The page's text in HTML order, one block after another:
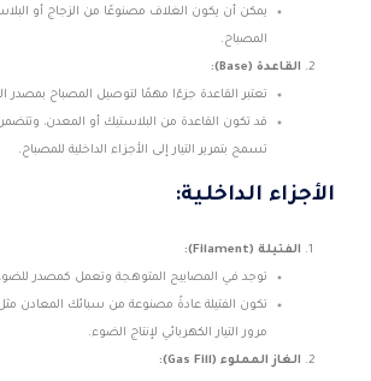
يمكن أن يكون الغلاف مصنوعًا من الزجاج أو
المصباح.
القاعدة (Base):
تعتبر القاعدة جزءًا مهمًا لتوصيل المصباح بمصدر
قد تكون القاعدة من البلاستيك أو المعدن،
تسمح بتمرير التيار إلى الأجزاء الداخلية للمصباح.
الأجزاء الداخلية:
الفتيلة (Filament):
توجد في المصابيح المتوهجة وتعمل كمصدر
تكون الفتيلة عادةً مصنوعة من سبائك المعادن
مرور التيار الكهربائي لإنتاج الضوء.
الغاز المملوء (Gas Fill):